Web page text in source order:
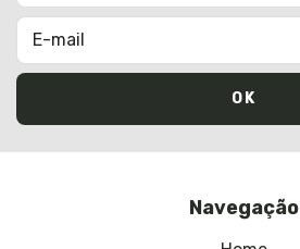
Navegação